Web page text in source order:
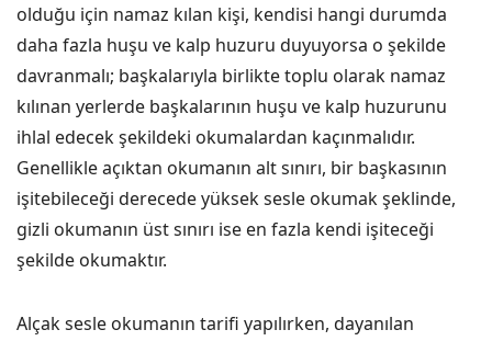
olduğu için namaz kılan kişi, kendisi hangi durumda
daha fazla huşu ve kalp huzuru duyuyorsa o şekilde
davranmalı; başkalarıyla birlikte toplu olarak namaz
kılınan yerlerde başkalarının huşu ve kalp huzurunu
ihlal edecek şekildeki okumalardan kaçınmalıdır.
Genellikle açıktan okumanın alt sınırı, bir başkasının
işitebileceği derecede yüksek sesle okumak şeklinde,
gizli okumanın üst sınırı ise en fazla kendi işiteceği
şekilde okumaktır.
Alçak sesle okumanın tarifi yapılırken, dayanılan